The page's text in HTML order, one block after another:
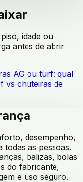
idade ou
antes de abrir
AG ou turf: qual
vs chuteiras de
desempenho,
todas as pessoas.
balizas, bolas
do fabricante,
e uso seguro.